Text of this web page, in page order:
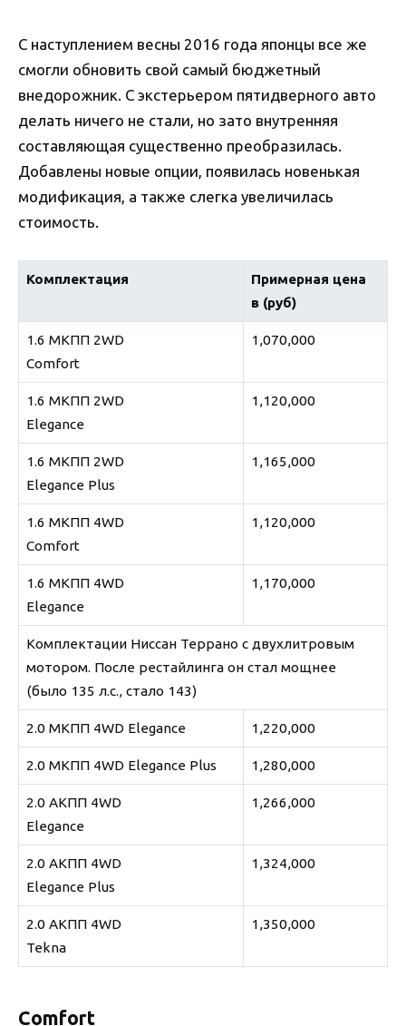
С наступлением весны 2016 года японцы все же
смогли обновить свой самый бюджетный
внедорожник. С экстерьером пятидверного авто
делать ничего не стали, но зато внутренняя
составляющая существенно преобразилась.
Добавлены новые опции, появилась новенькая
модификация, а также слегка увеличилась
стоимость.
Комплектация
Примерная цена
в (руб)
1.6 МКПП 2WD
Comfort
1,070,000
1.6 MКПП 2WD
Elegance
1,120,000
1.6 MКПП 2WD
Elegance Plus
1,165,000
1.6 MКПП 4WD
Comfort
1,120,000
1.6 MКПП 4WD
Elegance
1,170,000
Комплектации Ниссан Террано с двухлитровым
мотором. После рестайлинга он стал мощнее
(было 135 л.с., стало 143)
2.0 MКПП 4WD Elegance 1,220,000
2.0 MКПП 4WD Elegance Plus 1,280,000
2.0 AКПП 4WD
Elegance
1,266,000
2.0 AКПП 4WD
Elegance Plus
1,324,000
2.0 AКПП 4WD
Tekna
1,350,000
Comfort